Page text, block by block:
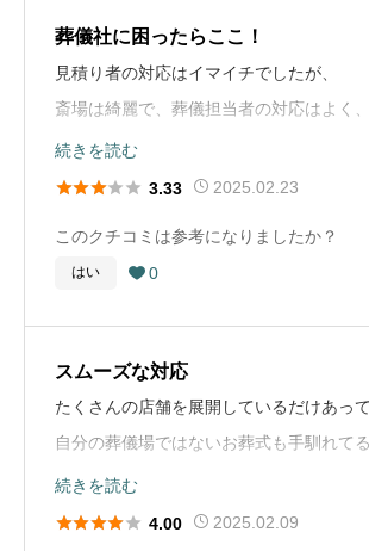
葬儀の種類 一般葬
葬儀の料金 200万円
無しの葬儀を選択しました。お経がなく
た。信仰がなければその選択もありだと
「私もお坊さん無しで良い」と伝えました
お布施や戒名に関するコメント
ませんでした。これはくらしの友の方が
いの人が戒名をつけません」と言ってく
ませんでした。
家族葬だとしても、色々お金がかかるの
た、家族が亡くなって、心の余裕もない
いかなければならず、葬儀会社の方が決
のまま頷いてしまうこともあるかもしれま
が、本当にそれは必要なのか、少し価格
よいと思うなど、少し考える事も大事か
イスをくれる葬儀会社であること、料金
りと明記してあることが選ぶ際に大切だ
お布施や戒名に関するコメント
戒名はお寺さんが考えてくださいました
の文字もしっかり入りつつ、生前の人柄
動、火葬
お布施や戒名に関するコメント
ました。
葬儀の年
葬儀社に困ったらここ！
見積り者の対応はイマイチでしたが、
斎場は綺麗で、葬儀担当者の対応はよく、
湯灌の際も綺麗に旅支度を整えてもらい
す。
葬儀社選びのアドバイス
コロナ禍以降、通夜、告別式を省略し、
喪家が増えてきたと聞いております。 個
家族の方で一番いい形を選んでいただけ
葬儀の年 2005年
続きを読む
 3.33 2025.02.23
このクチコミは参考になりましたか？
はい  0
スムーズな対応
たくさんの店舗を展開しているだけあって
自分の葬儀場ではないお葬式も手馴れて
次回もまた利用する時が来たら利用したい
続きを読む
 4.00 2025.02.09